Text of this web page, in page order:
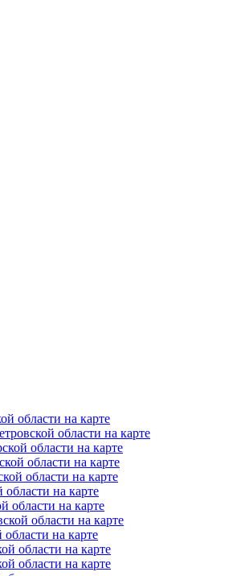
области на карте
области на карте
области на карте
области на карте
области на карте
на карте
области на карте
области на карте
на карте
области на карте
области на карте